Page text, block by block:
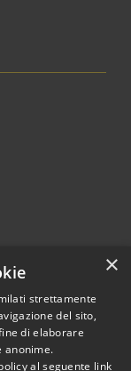
2026 • Comune di
×
strettamente
del sito,
di elaborare
anonime.
al seguente link